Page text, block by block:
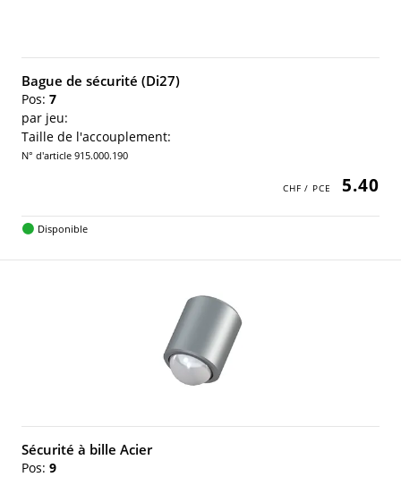
Bague de sécurité (Di27)
Pos: 7
par jeu:
Taille de l'accouplement:
N° d'article 915.000.190
5.40
Disponible
Sécurité à bille Acier
Pos: 9